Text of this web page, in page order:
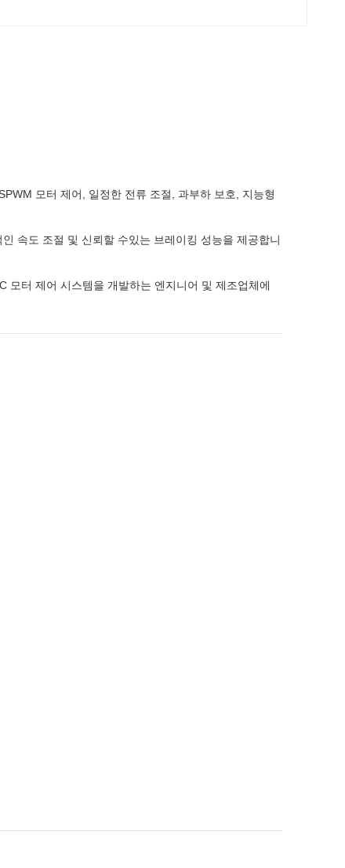
모터 제어, 일정한 전류 조절, 과부하 보호, 지능형
속도 조절 및 신뢰할 수있는 브레이킹 성능을 제공합니
모터 제어 시스템을 개발하는 엔지니어 및 제조업체에